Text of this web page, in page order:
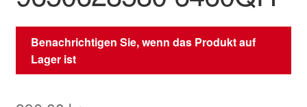
Benachrichtigen Sie, wenn das Produkt auf
Lager ist